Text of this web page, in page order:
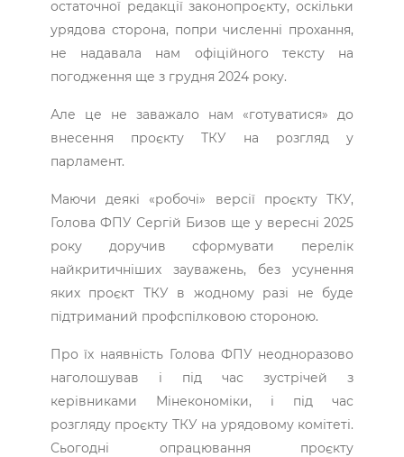
остаточної редакції законопроєкту, оскільки
урядова сторона, попри численні прохання,
не надавала нам офіційного тексту на
погодження ще з грудня 2024 року.
Але це не заважало нам «готуватися» до
внесення проєкту ТКУ на розгляд у
парламент.
Маючи деякі «робочі» версії проєкту ТКУ,
Голова ФПУ Сергій Бизов ще у вересні 2025
року доручив сформувати перелік
найкритичніших зауважень, без усунення
яких проєкт ТКУ в жодному разі не буде
підтриманий профспілковою стороною.
Про їх наявність Голова ФПУ неодноразово
наголошував і під час зустрічей з
керівниками Мінекономіки, і під час
розгляду проєкту ТКУ на урядовому комітеті.
Сьогодні опрацювання проєкту